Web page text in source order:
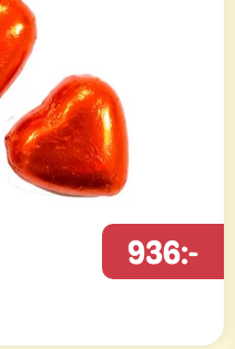
936:-